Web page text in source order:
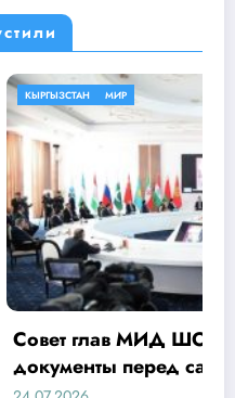
подписал итоговые
в Бишкеке